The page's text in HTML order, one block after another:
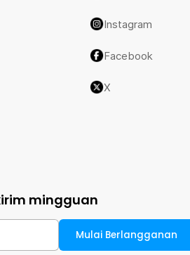
Instagram
Facebook
X
mingguan
Mulai Berlangganan